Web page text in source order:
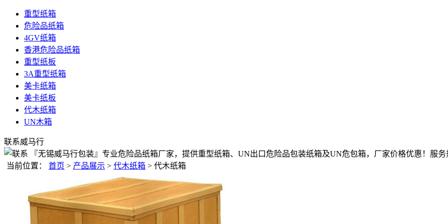
重型纸箱
危险品纸箱
4GV纸箱
香港危险品纸箱
重型纸板
3A重型纸箱
美卡纸箱
美卡纸板
代木纸箱
UN木箱
联系威马行
『无锡威马行包装』专业危险品纸箱厂家，提供重型纸箱、UN出口危险品包装纸箱及UN危包箱，厂家价格优惠！服务
当前位置：
首页 > 产品展示 > 代木纸箱 > 代木纸箱